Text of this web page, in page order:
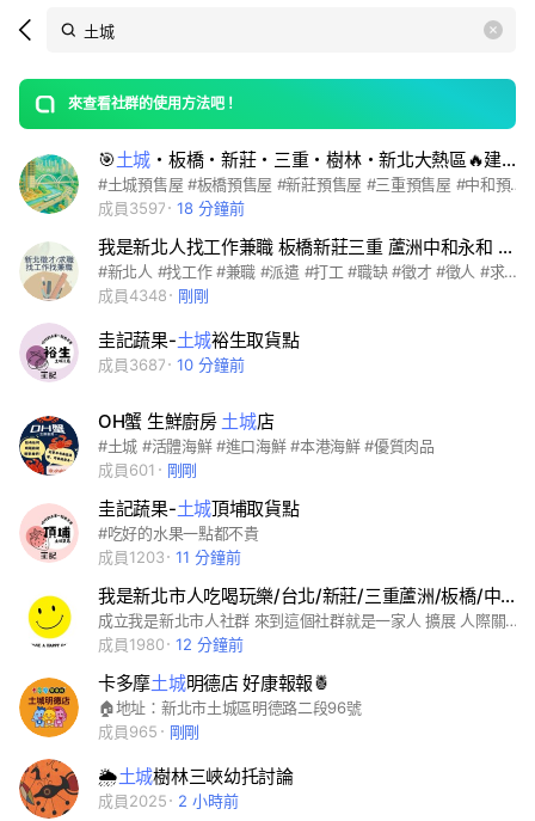
Search
OpenChats
messages
search
area
來查看社群的使用方法吧！
open
🎯土城 ・板橋・新莊・三重・樹林・新北大熱區🔥建案房產討論🚇板南線・新蘆線・三鶯線・萬大線🥚新北大巨蛋
#土城預售屋 #板橋預售屋 #新莊預售屋 #三重預售屋 #中和預售屋 #永和預售屋 #新店預售屋 #新北預售屋 #新北熱區 #捷運宅 #捷運沿線建案 #三鶯線建案 #萬大線建案 #板南線建案 #環狀線建案 #土城新建案 #板橋新建案 #頂埔重劃區 #暫緩重劃區 #司法園區 #科技園區 #浮洲重劃區 #左岸重劃區 #十四張重劃區 #首購族建案 #低總價建案 #高坪效三房 #自住建案 #小宅收租首選 #投資型建案 #生活機能好 #高樓層景觀 #早鳥 #潛銷 #金龍 #打房 #建案開箱 #建案評價 #建商評比 #建案懶人包 #建案實評 #建案地圖 #房價分析 #實價登錄 #看屋筆記 #交屋地雷 #買房避雷 #建案黑名單 #爛尾風險 #營造品質 #交屋標準 #房市趨勢 #新濠岳 #新濠漾 #新濠一 #新濠建設 #馥華之丘 #馥華原真 #馥華城奕 #馥華艾美 #馥華建設 #國泰meta #meta park #國泰建設 #信義代銷 #海悅建設 #建商直售 #非代銷 #品質監控 #中工 #丞石 #台信 #君泰 #國泰 #合康 #和毅明金 #和耀 #宏盛 #宏璟青雲 #富都 #新聯陽 #新濠 #欣羽 #永大興 #海悅 #潤泰 #紅布朗花園 #茂德 #芊翠 #寶佳 #台信 #法務 #華固 #華悅 #華熊 #華鉅 #萬豪 #艾美 #皇翔 #竹城中洲 #遠揚 #馥麗 #馥御 #馥羽 #馥達 #馥華 #鴻海 #三輝 #上謙城 #正崴 #社宅 #媽祖田 #捷運宅 #meta #meta park #國泰meta #國泰meta park #一品學苑 #心上城 #城品學苑 #宏盛水悅 #金城舞 #金林梧境 #泱美 #四季 #四季平安 #紅布朗花園 #芊翠 #清水 #福林之丘 #宏璟青雲 #百俊吾双 #松陽馥麗 #家泰嘉潤丰藏 #悠森學 #新潤世界城 #松柏大院 #新板東京 #聯開 #大洋 #新濠 #新濠岳 #富都新 #富都新玉 #三峽 #丹鳳站 #土城清水 #土城站 #新莊丹鳳 #板橋艾美 #板橋浮洲 #頂埔 #頂埔站 #永寧站 #海山站 #金城路 #清水 #暫緩重劃區 #科技園區 #校運 #中工ai #雲宇宙 #司法園區 #華南 #國泰 #花王 #統一 #國壽 #永寧 #是東騰 #東騰 #東騰韻 #東騰學 #三鶯
成員3597
18 分鐘前
我是新北人找工作兼職 板橋新莊三重 蘆洲中和永和 新店
#新北人 #找工作 #兼職 #派遣 #打工 #職缺 #徵才 #徵人 #求職 #賺錢 #日領 #周領 #板橋 #新莊 #三重 #蘆洲 #中和 #永和 #新店 #土城 #汐止 #五股 #林口 #樹林 #三峽 #泰山 #鶯歌 #八里 #淡水 #瑞芳 #深坑 #中山 #中正 #信義 #士林 #大同 #大安 #內湖 #文山 #北投 #松山 #南港 #萬華 #台北人🚨 免責聲明：本社群僅為提供信息交流的平台，對於任何在此發布的招聘信息之真實性、合法性或準確性不負任何責任。請求職者在應對招聘信息時，務必自行核實並保持警覺，避免洩露個人敏感信息或財務資料。因信任招聘信息而產生的任何損失或損害，本社群及其管理者概不負責。
成員4348
剛剛
圭記蔬果-土城裕生取貨點
成員3687 10 分鐘前
OH蟹 生鮮廚房 土城店
#土城 #活體海鮮 #進口海鮮 #本港海鮮 #優質肉品
成員601
剛剛
圭記蔬果-土城頂埔取貨點
#吃好的水果一點都不貴
成員1203
11 分鐘前
我是新北市人吃喝玩樂/台北/新莊/三重蘆洲/板橋/中和永和/
成立我是新北市人社群 來到這個社群就是一家人 擴展 人際關係 創造 資源共享
成員1980
12 分鐘前
卡多摩土城明德店 好康報報🍍
🏠地址：新北市土城區明德路二段96號
成員965
剛剛
🌦土城樹林三峽幼托討論
成員2025 2 小時前